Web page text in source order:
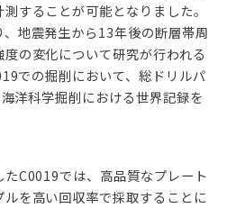
することが可能となりました。
地震発生から13年後の断層帯周
の変化について研究が行われる
での掘削において、総ドリルパ
洋科学掘削における世界記録を
C0019では、高品質なプレート
を高い回収率で採取することに